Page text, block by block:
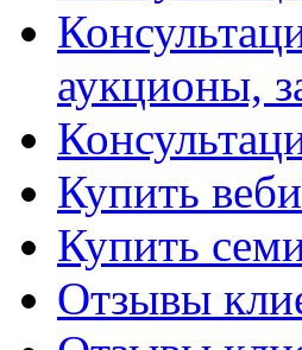
аукционы,
Купить
Купить
Отзывы